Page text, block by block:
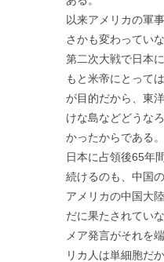
以来アメリカの軍
さかも変わっていな
第二次大戦で日本
もと米帝にとって
が目的だから、東
けな島などどうな
かったからである。
日本に占領後65年
続けるのも、中国
アメリカの中国大
だに果たされてい
メア発言がそれを
リカ人は単細胞だ